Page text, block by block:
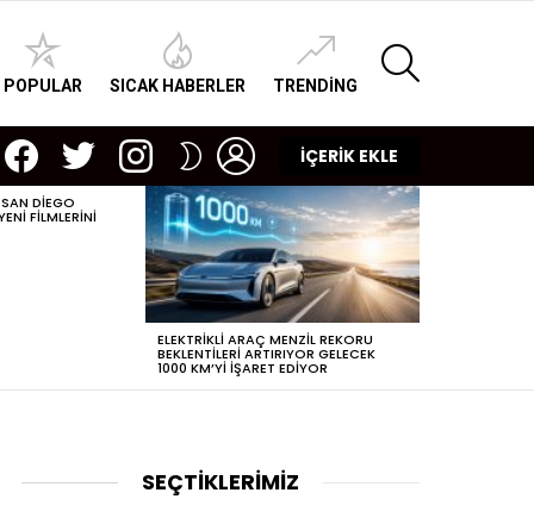
POPULAR SICAK HABERLER TRENDING
facebooktwitter instagram
SWITCH
SKIN
İÇERİK EKLE
DIEGO
FILMLERINI
ELEKTRIKLI ARAÇ MENZIL REKORU
BEKLENTILERI ARTIRIYOR GELECEK
1000 KM’YI IŞARET EDIYOR
SEÇTİKLERİMİZ